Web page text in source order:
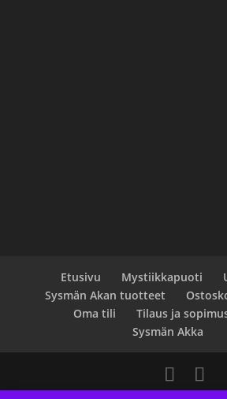
Etusivu Mystiikkapuoti
Sysmän Akan tuotteet
Oma tili
Tilaus ja
Sysmän Akka